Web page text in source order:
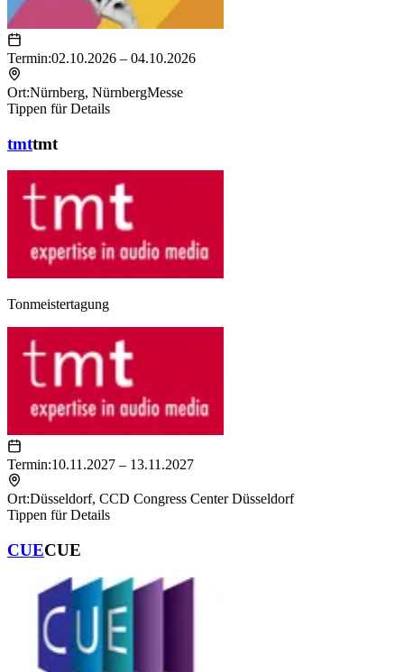
Termin:02.10.2026 – 04.10.2026
Ort:Nürnberg, NürnbergMesse
Tippen für Details
tmttmt
Tonmeistertagung
Termin:10.11.2027 – 13.11.2027
Ort:Düsseldorf, CCD Congress Center Düsseldorf
Tippen für Details
CUECUE